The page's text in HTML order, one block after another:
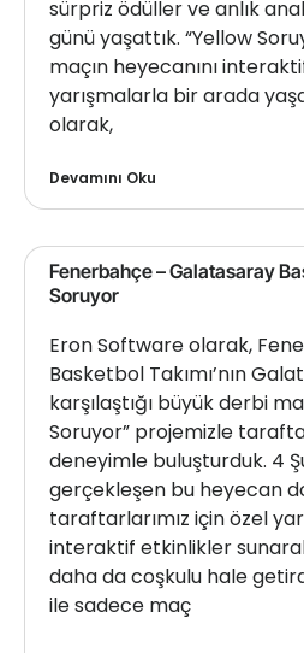
sürpriz ödüller ve anlık
günü yaşattık. “Yellow
maçın heyecanını
yarışmalarla bir arada
olarak,
Devamını Oku
Fenerbahçe – Galatasaray
Soruyor
Eron Software olarak,
Basketbol Takımı’nın
karşılaştığı büyük derbi
Soruyor” projemizle
deneyimle buluşturduk. 4
gerçekleşen bu heyecan
taraftarlarımız için özel
interaktif etkinlikler
daha da coşkulu hale
ile sadece maç